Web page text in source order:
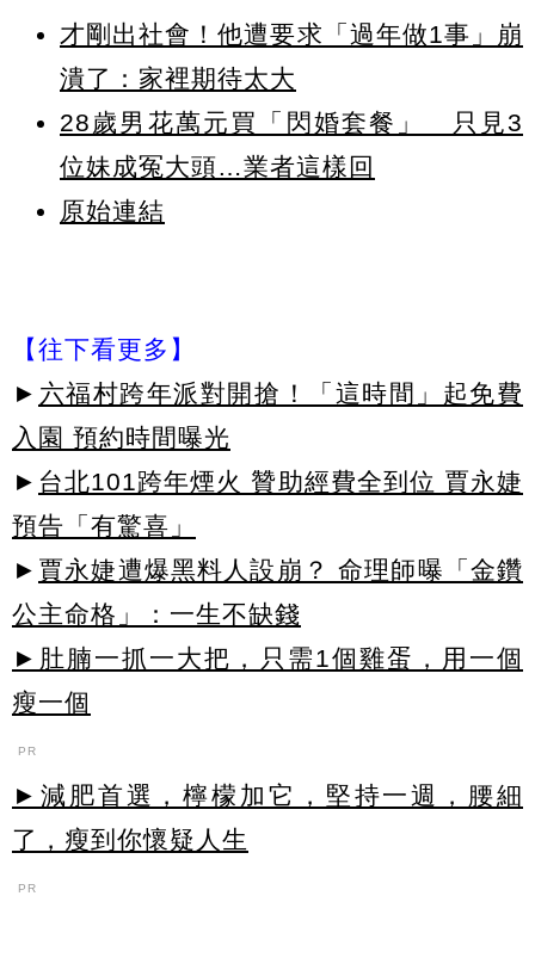
才剛出社會！他遭要求「過年做1事」崩
潰了：家裡期待太大
28歲男花萬元買「閃婚套餐」 只見3
位妹成冤大頭…業者這樣回
原始連結
【往下看更多】
► 六福村跨年派對開搶！「這時間」起免費
入園 預約時間曝光
► 台北101跨年煙火 贊助經費全到位 賈永婕
預告「有驚喜」
► 賈永婕遭爆黑料人設崩？ 命理師曝「金鑽
公主命格」：一生不缺錢
►肚腩一抓一大把，只需1個雞蛋，用一個
瘦一個
PR
►減肥首選，檸檬加它，堅持一週，腰細
了，瘦到你懷疑人生
PR